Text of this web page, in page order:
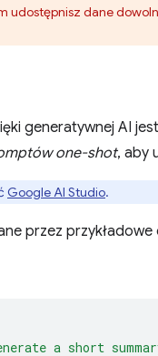
udostępnisz dane
generatywnej AI
one-shot, aby
Google AI Studio.
przez przykładowe
a short